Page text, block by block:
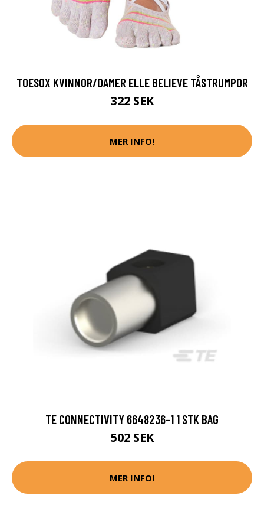
TOESOX KVINNOR/DAMER ELLE BELIEVE TÅSTRUMPOR
322 SEK
MER INFO!
TE CONNECTIVITY 6648236-1 1 STK BAG
502 SEK
MER INFO!